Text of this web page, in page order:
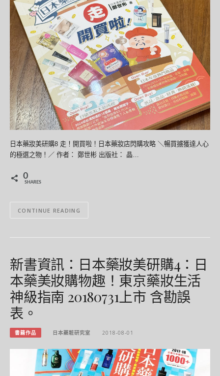
日本藥妝美研購8 走！開買啦！日本藥妝店閃購攻略 ＼暢買擄獲達人心
的極選之物！／ 作者： 鄭世彬 出版社： 晶…
0
SHARES
CONTINUE READING
新書資訊：日本藥妝美研購4：日
本藥美妝購物趣！東京藥妝生活
神級指南 20180731上市 含勘誤
表。
書籍作品 日本藥粧研究室 2018-08-01